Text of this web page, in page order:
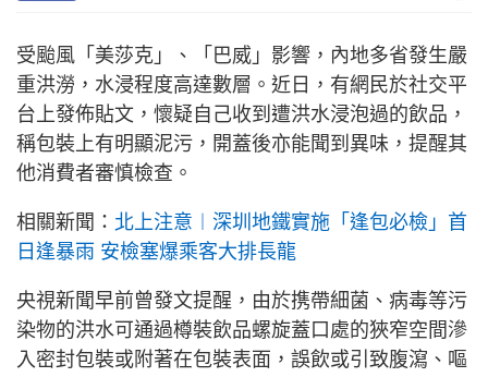
受颱風「美莎克」、「巴威」影響，內地多省發生嚴
重洪澇，水浸程度高達數層。近日，有網民於社交平
台上發佈貼文，懷疑自己收到遭洪水浸泡過的飲品，
稱包裝上有明顯泥污，開蓋後亦能聞到異味，提醒其
他消費者審慎檢查。
相關新聞： 北上注意︱深圳地鐵實施「逢包必檢」首
日逢暴雨 安檢塞爆乘客大排長龍
央視新聞早前曾發文提醒，由於携帶細菌、病毒等污
染物的洪水可通過樽裝飲品螺旋蓋口處的狹窄空間滲
入密封包裝或附著在包裝表面，誤飲或引致腹瀉、嘔